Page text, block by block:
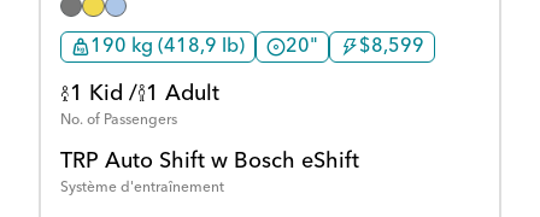
190 kg (418,9 lb) 20" $8,599
1 Kid / 1 Adult
No. of Passengers
TRP Auto Shift w Bosch eShift
Système d'entraînement